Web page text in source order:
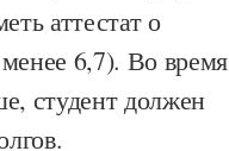
аттестат о
6,7). Во время
студент должен